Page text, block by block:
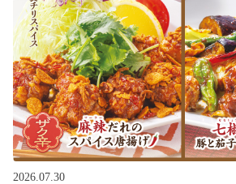
各種表示について
お問い合わせ
会社情報
English
2026.07.30